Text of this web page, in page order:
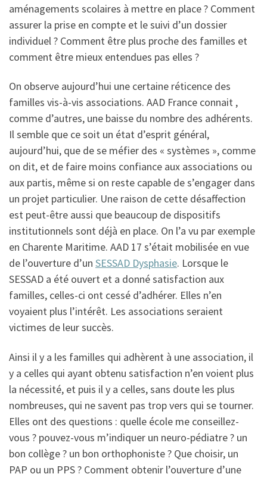
aménagements scolaires à mettre en place ? Comment
assurer la prise en compte et le suivi d’un dossier
individuel ? Comment être plus proche des familles et
comment être mieux entendues pas elles ?
On observe aujourd’hui une certaine réticence des
familles vis-à-vis associations. AAD France connait ,
comme d’autres, une baisse du nombre des adhérents.
Il semble que ce soit un état d’esprit général,
aujourd’hui, que de se méfier des « systèmes », comme
on dit, et de faire moins confiance aux associations ou
aux partis, même si on reste capable de s’engager dans
un projet particulier. Une raison de cette désaffection
est peut-être aussi que beaucoup de dispositifs
institutionnels sont déjà en place. On l’a vu par exemple
en Charente Maritime. AAD 17 s’était mobilisée en vue
de l’ouverture d’un SESSAD Dysphasie. Lorsque le
SESSAD a été ouvert et a donné satisfaction aux
familles, celles-ci ont cessé d’adhérer. Elles n’en
voyaient plus l’intérêt. Les associations seraient
victimes de leur succès.
Ainsi il y a les familles qui adhèrent à une association, il
y a celles qui ayant obtenu satisfaction n’en voient plus
la nécessité, et puis il y a celles, sans doute les plus
nombreuses, qui ne savent pas trop vers qui se tourner.
Elles ont des questions : quelle école me conseillez-
vous ? pouvez-vous m’indiquer un neuro-pédiatre ? un
bon collège ? un bon orthophoniste ? Que choisir, un
PAP ou un PPS ? Comment obtenir l’ouverture d’une